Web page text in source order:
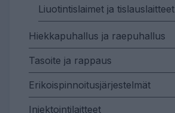
Liuotintislaimet ja tislauslaitteet
Hiekkapuhallus ja raepuhallus
Tasoite ja rappaus
Erikoispinnoitusjärjestelmät
Injektointilaitteet